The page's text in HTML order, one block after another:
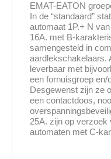
EMAT-EATON
In de “standaard”
automaat 1P.+ N van
16A. met B-
samengesteld in
aardlekschakelaars.
leverbaar met
een fornuisgroep en/
Desgewenst zijn ze
een contactdoos,
25A. zijn op verzoek
automaten met C-